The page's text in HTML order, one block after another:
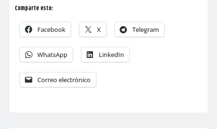
Comparte esto:
Facebook X Telegram
WhatsApp LinkedIn
Correo electrónico